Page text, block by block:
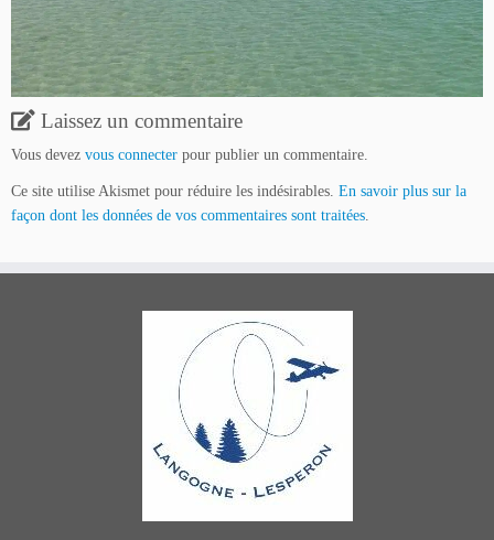
Laissez un commentaire
Vous devez vous connecter pour publier un commentaire.
Ce site utilise Akismet pour réduire les indésirables. En savoir plus sur la
façon dont les données de vos commentaires sont traitées.